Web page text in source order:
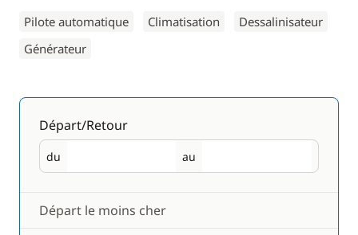
Pilote automatique Climatisation
Dessalinisateur
Générateur
Départ/Retour
du
Départ au
Retour
Départ le moins cher